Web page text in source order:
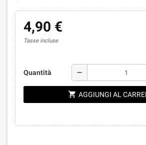
4,90 €
Tasse incluse
Quantità remove
shopping_cart AGGIUNGI AL